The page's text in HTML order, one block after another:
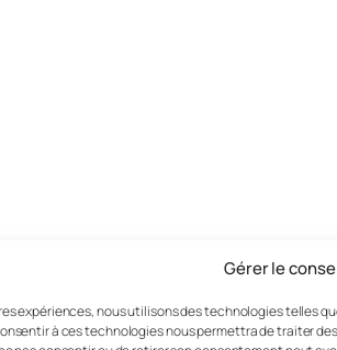
Gérer le
expériences, nous utilisons des technologies telles
à ces technologies nous permettra de traiter